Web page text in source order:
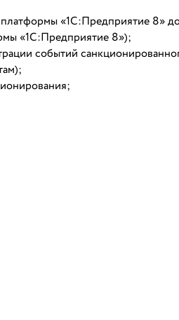
«1С:Предприятие 8»
«1С:Предприятие 8»);
событий